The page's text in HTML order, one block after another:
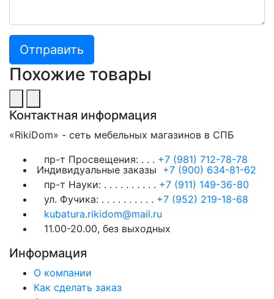
Похожие товары
Контактная информация
«RikiDom» - сеть мебельных магазинов в СПБ
пр-т Просвещения: . . . +7 (981) 712-78-78
Индивидуальные заказы +7 (900) 634-81-62
пр-т Науки: . . . . . . . . . . +7 (911) 149-36-80
ул. Фучика: . . . . . . . . . . +7 (952) 219-18-68
kubatura.rikidom@mail.ru
11.00-20.00, без выходных
Информация
О компании
Как сделать заказ